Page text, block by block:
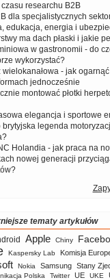
czasu researchu B2B
dla specjalistycznych
edukacja, energia i
ma dach płaski i jakie
w gastronomii - do
wykorzystać?
wielokanałowa - jak
jednocześnie
montować płotki
elegancja i sportowe
brytyjska legenda
Holandia - jak praca na
nowej generacji
tematy artykułów
Apple Chiny
Kaspersky Lab Komisja
Nokia Samsung Stany
Polska Twitter UE UKE